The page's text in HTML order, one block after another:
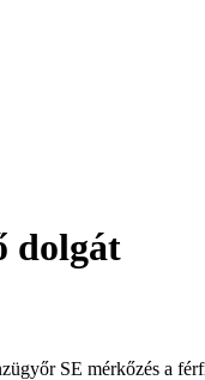
dolgát
SE mérkőzés a